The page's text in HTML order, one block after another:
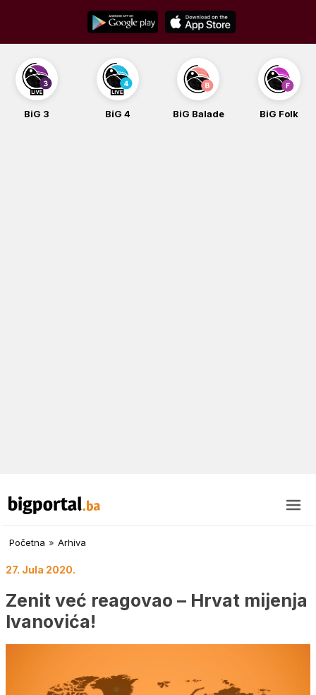
content
BiG 3 BiG 4 BiG Balade BiG Folk
Početna » Arhiva
27. Jula 2020.
Zenit već reagovao – Hrvat mijenja
Ivanovića!